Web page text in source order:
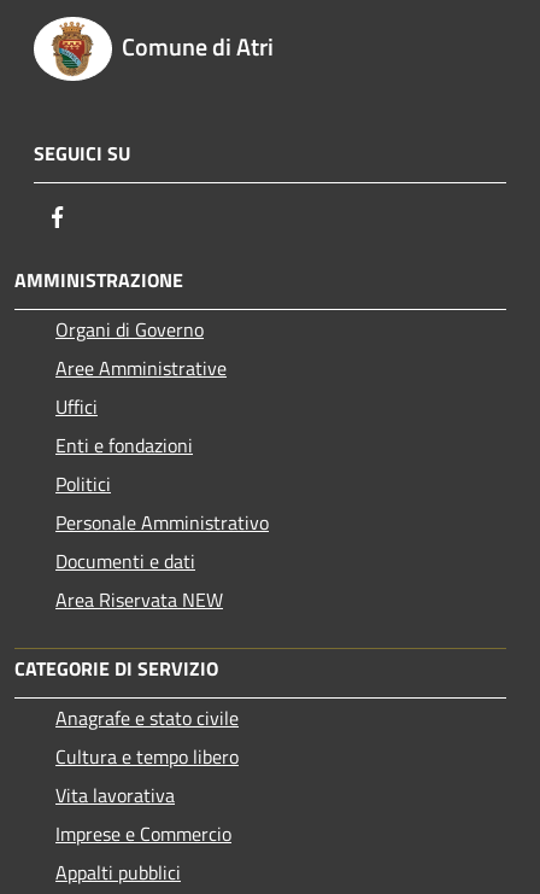
Comune di Atri
SEGUICI SU
AMMINISTRAZIONE
Organi di Governo
Aree Amministrative
Uffici
Enti e fondazioni
Politici
Personale Amministrativo
Documenti e dati
Area Riservata NEW
CATEGORIE DI SERVIZIO
Anagrafe e stato civile
Cultura e tempo libero
Vita lavorativa
Imprese e Commercio
Appalti pubblici